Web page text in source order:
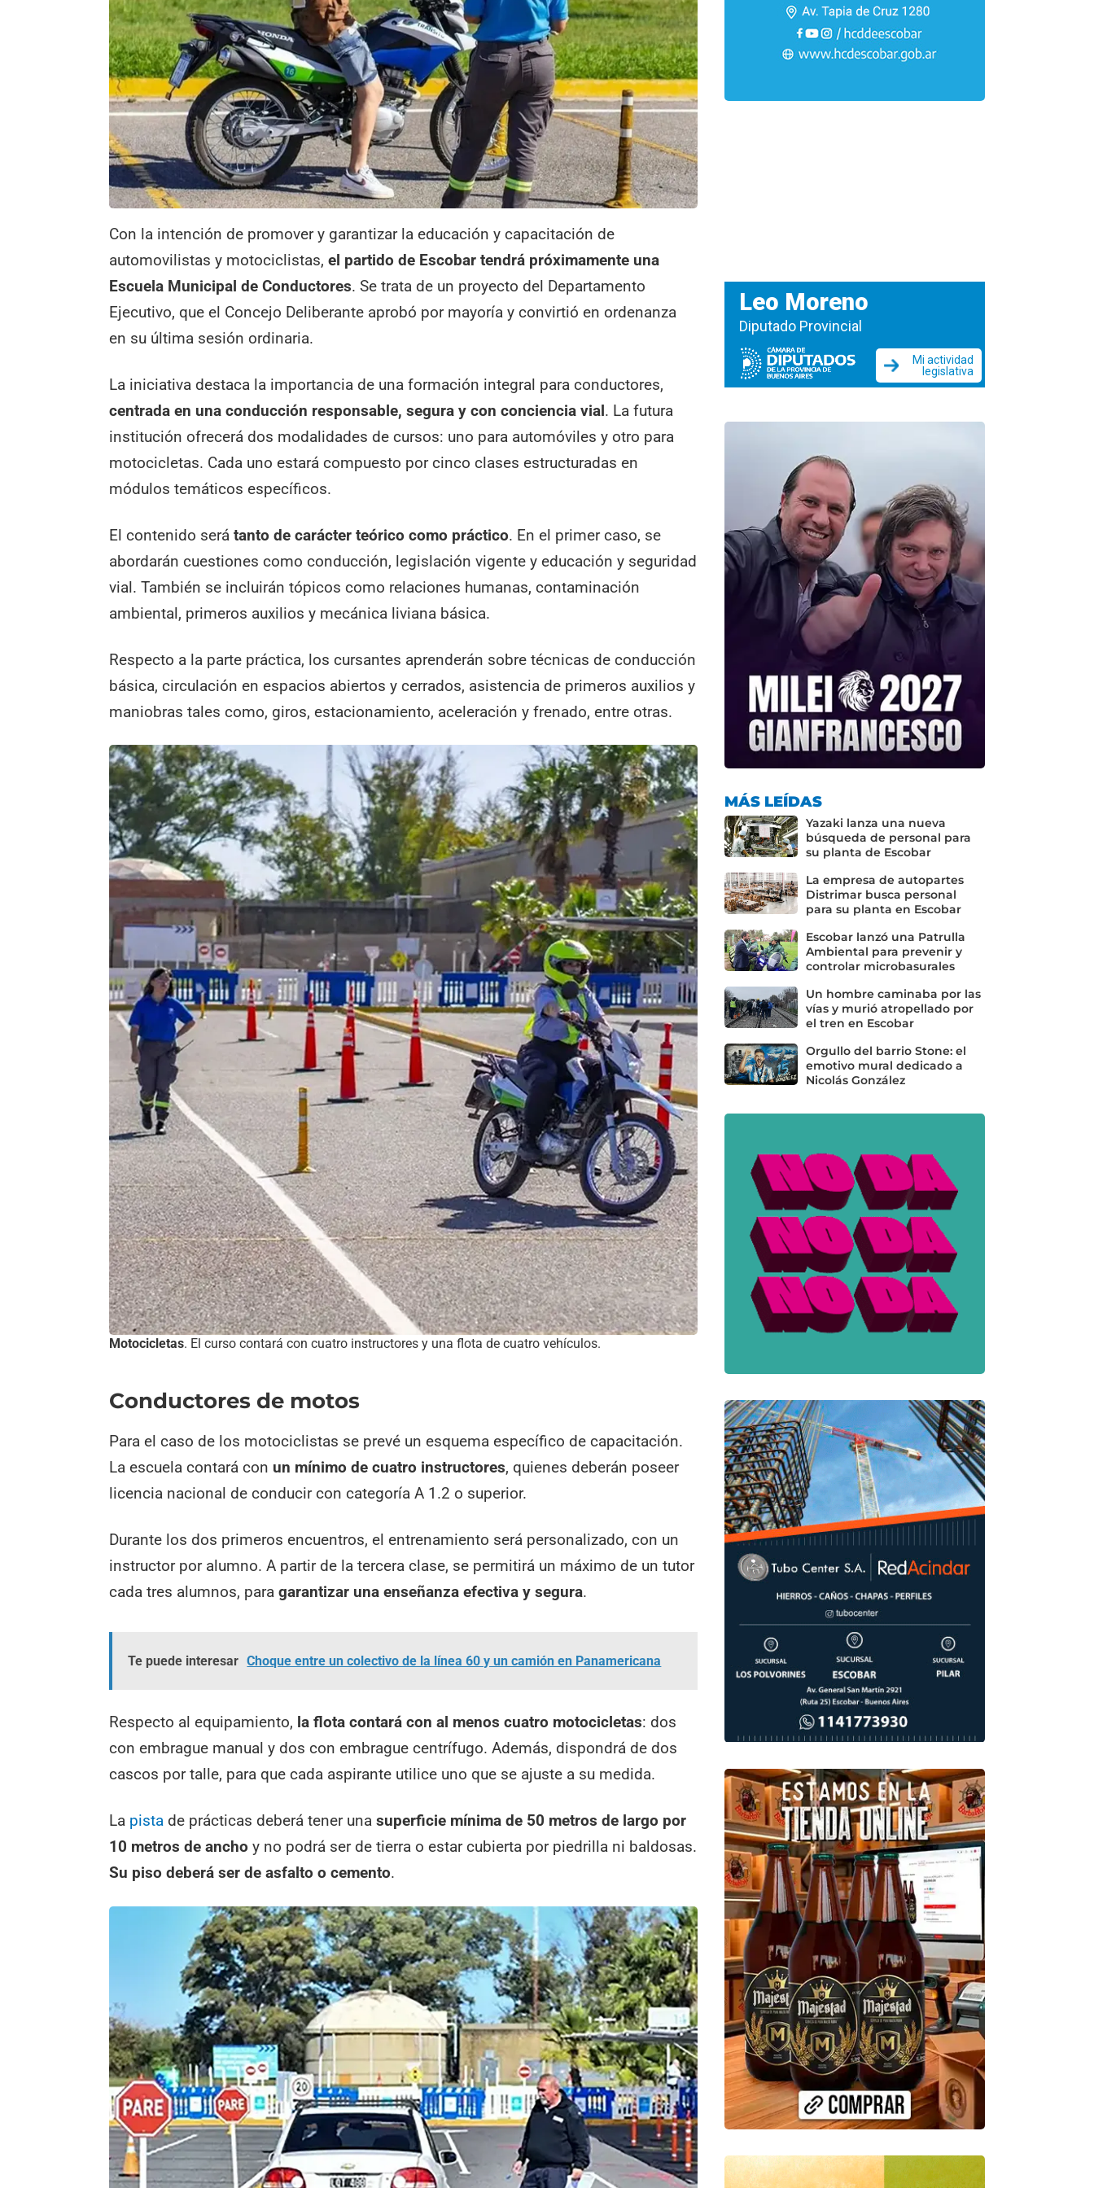
Con la intención de promover y garantizar la educación y capacitación de
automovilistas y motociclistas,el partido de Escobar tendrá próximamente una
Escuela Municipal de Conductores. Se trata de un proyecto del Departamento
Ejecutivo, que el Concejo Deliberante aprobó por mayoría y convirtió en ordenanza
en su última sesión ordinaria.
La iniciativa destaca la importancia de una formación integral para conductores,
centrada en una conducción responsable, segura y con conciencia vial. La futura
institución ofrecerá dos modalidades de cursos: uno para automóviles y otro para
motocicletas. Cada uno estará compuesto por cinco clases estructuradas en
módulos temáticos específicos.
El contenido serátanto de carácter teórico como práctico. En el primer caso, se
abordarán cuestiones como conducción, legislación vigente y educación y seguridad
vial. También se incluirán tópicos como relaciones humanas, contaminación
ambiental, primeros auxilios y mecánica liviana básica.
Respecto a la parte práctica, los cursantes aprenderán sobre técnicas de conducción
básica, circulación en espacios abiertos y cerrados, asistencia de primeros auxilios y
maniobras tales como, giros, estacionamiento, aceleración y frenado, entre otras.
Motocicletas. El curso contará con cuatro instructores y una flota de cuatro vehículos.
Conductores de motos
Para el caso de los motociclistas se prevé un esquema específico de capacitación.
La escuela contará con un mínimo de cuatro instructores, quienes deberán poseer
licencia nacional de conducir con categoría A 1.2 o superior.
Durante los dos primeros encuentros, el entrenamiento será personalizado, con un
instructor por alumno. A partir de la tercera clase, se permitirá un máximo de un tutor
cada tres alumnos, paragarantizar una enseñanza efectiva y segura.
Te puede interesar Choque entre un colectivo de la línea 60 y un camión en Panamericana
Respecto al equipamiento, la flota contará con al menos cuatro motocicletas: dos
con embrague manual y dos con embrague centrífugo. Además, dispondrá de dos
cascos por talle, para que cada aspirante utilice uno que se ajuste a su medida.
La pista de prácticas deberá tener unasuperficie mínima de 50 metros de largo por
10 metros de ancho y no podrá ser de tierra o estar cubierta por piedrilla ni baldosas.
Su piso deberá ser de asfalto o cemento.
MÁS LEÍDAS
Yazaki lanza una nueva
búsqueda de personal para
su planta de Escobar
La empresa de autopartes
Distrimar busca personal
para su planta en Escobar
Escobar lanzó una Patrulla
Ambiental para prevenir y
controlar microbasurales
Un hombre caminaba por las
vías y murió atropellado por
el tren en Escobar
Orgullo del barrio Stone: el
emotivo mural dedicado a
Nicolás González